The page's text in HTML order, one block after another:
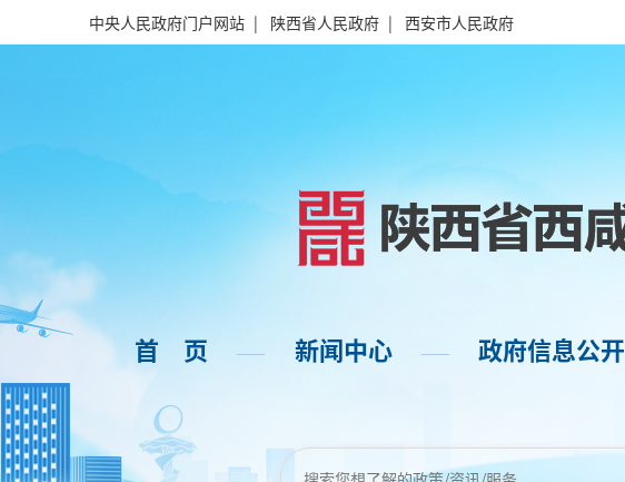
中央人民政府门户网站 | 陕西省人民政府 | 西安市人民政府
首 页 —— 新闻中心 —— 政府信息公开